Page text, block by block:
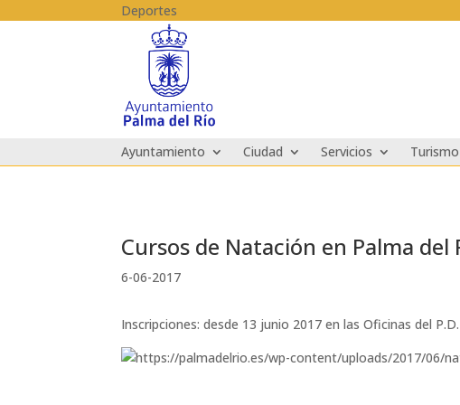
Deportes
Ayuntamiento Ciudad Servicios Turismo
Cursos de Natación en Palma del
6-06-2017
Inscripciones: desde 13 junio 2017 en las Oficinas del